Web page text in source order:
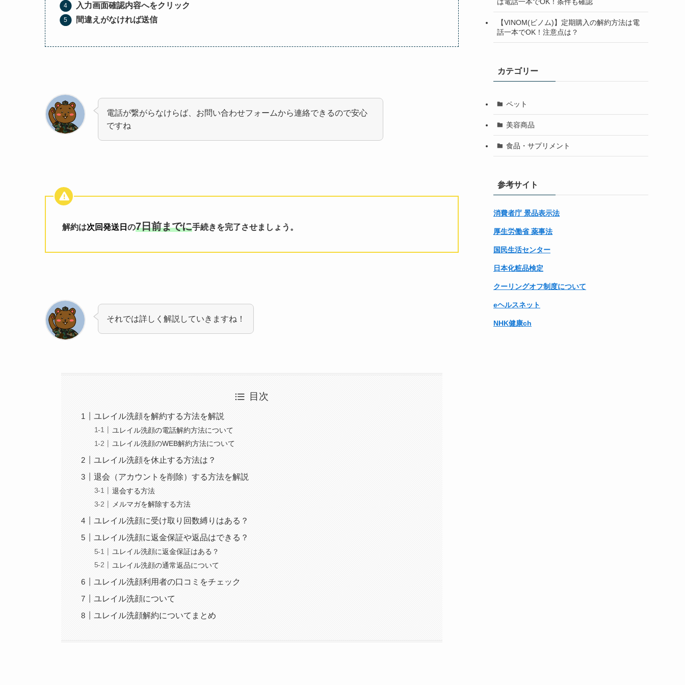
入力画面確認内容へをクリック
間違えがなければ送信
電話が繋がらなけらば、お問い合わせフォームから連絡できるので安心
ですね
解約は次回発送日 の7日前までに手続きを完了させましょう。
それでは詳しく解説していきますね！
目次
ユレイル洗顔を解約する方法を解説
ユレイル洗顔の電話解約方法について
ユレイル洗顔のWEB解約方法について
ユレイル洗顔を休止する方法は？
退会（アカウントを削除）する方法を解説
退会する方法
メルマガを解除する方法
ユレイル洗顔に受け取り回数縛りはある？
ユレイル洗顔に返金保証や返品はできる？
ユレイル洗顔に返金保証はある？
ユレイル洗顔の通常返品について
ユレイル洗顔利用者の口コミをチェック
ユレイル洗顔について
ユレイル洗顔解約についてまとめ
【VINOM(ビノム)】定期購入の解約方法は電
話一本でOK！注意点は？
カテゴリー
ペット
美容商品
食品・サプリメント
参考サイト
消費者庁 景品表示法
厚生労働省 薬事法
国民生活センター
日本化粧品検定
クーリングオフ制度について
eヘルスネット
NHK健康ch